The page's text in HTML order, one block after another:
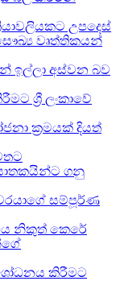
උපදෙස්
වෘත්තිකයන්
ඉල්ලා අස්වන බව
ශ්‍රී ලංකාවේ
ක්‍රමයක් දියත්
ගනු
සම්පූර්ණ
නිකුත් කෙරේ
කිරීමට